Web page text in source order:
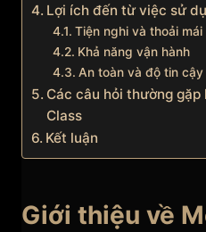
Lợi ích đến từ việc sử
Tiện nghi và thoải mái
Khả năng vận hành
An toàn và độ tin cậy
Các câu hỏi thường
Class
Kết luận
Giới thiệu về